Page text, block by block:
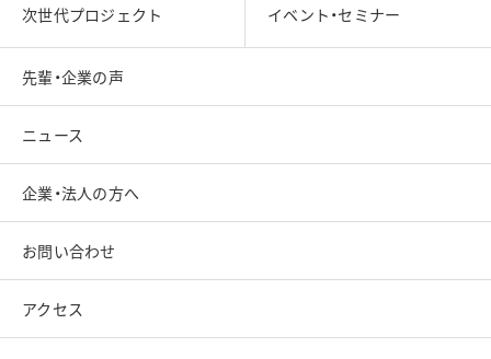
次世代プロジェクト イベント・セミナー
先輩・企業の声
ニュース
企業・法人の方へ
お問い合わせ
アクセス